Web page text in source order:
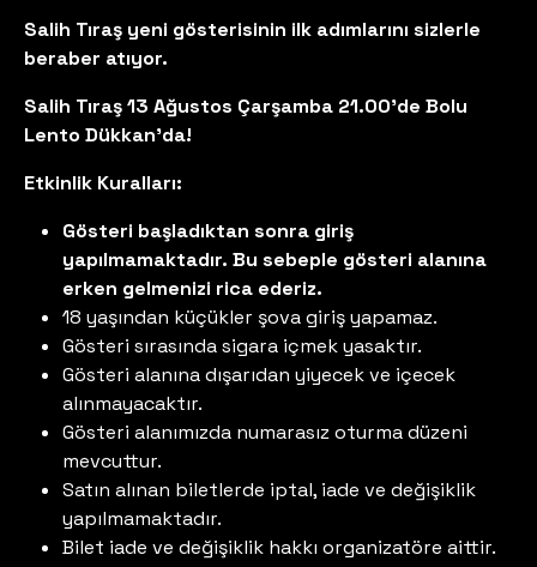
Salih Tıraş yeni gösterisinin ilk adımlarını sizlerle
beraber atıyor.
Salih Tıraş 13 Ağustos Çarşamba 21.00'de Bolu
Lento Dükkan'da!
Etkinlik Kuralları:
Gösteri başladıktan sonra giriş
yapılmamaktadır. Bu sebeple gösteri alanına
erken gelmenizi rica ederiz.
18 yaşından küçükler şova giriş yapamaz.
Gösteri sırasında sigara içmek yasaktır.
Gösteri alanına dışarıdan yiyecek ve içecek
alınmayacaktır.
Gösteri alanımızda numarasız oturma düzeni
mevcuttur.
Satın alınan biletlerde iptal, iade ve değişiklik
yapılmamaktadır.
Bilet iade ve değişiklik hakkı organizatöre aittir.